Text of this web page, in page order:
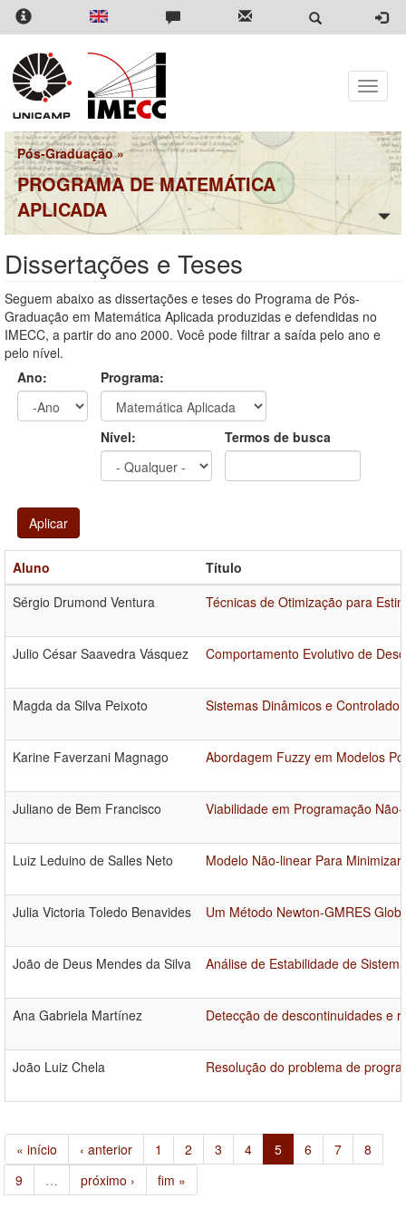
Pular
para
conteúdo
principal
Toggle
Pós-Graduação»
PROGRAMA DE MATEMÁTICA
APLICADA
Dissertações e Teses
Seguem abaixo as dissertações e teses do Programa de Pós-
Graduação em Matemática Aplicada produzidas e defendidas no
IMECC, a partir do ano 2000. Você pode filtrar a saída pelo ano e
pelo nível.
Ano:
Programa:
Nível: Termos de busca
Aplicar
Aluno
Título
Sérgio Drumond Ventura
Técnicas de Otimização para
Julio César Saavedra Vásquez Comportamento Evolutivo de
Magda da Silva Peixoto Sistemas Dinâmicos e
Karine Faverzani Magnago Abordagem Fuzzy em Modelos
Juliano de Bem Francisco Viabilidade em Programação
Luiz Leduino de Salles Neto Modelo Não-linear Para
Julia Victoria Toledo Benavides Um Método Newton-GMRES
João de Deus Mendes da Silva Análise de Estabilidade de
Ana Gabriela Martínez Detecção de descontinuidades e
João Luiz Chela Resolução do problema de
« início ‹ anterior 1 2 3 4 5 6 7
8
9
… próximo › fim »